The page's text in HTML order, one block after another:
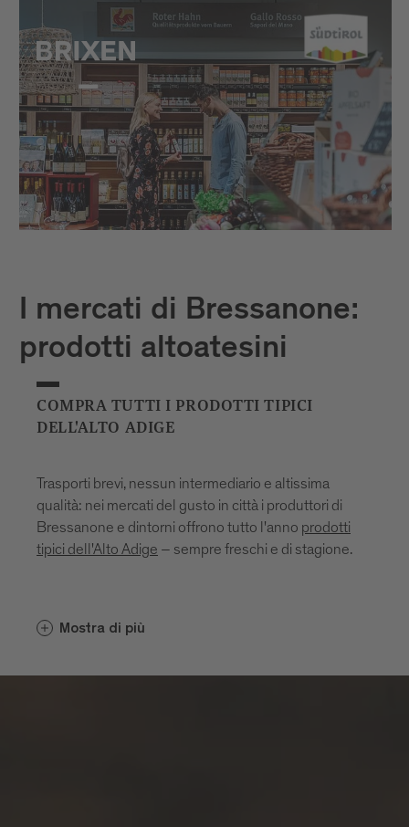
I mercati di Bressanone:
prodotti altoatesini
COMPRA TUTTI I PRODOTTI TIPICI
DELL'ALTO ADIGE
Trasporti brevi, nessun intermediario e altissima
qualità: nei mercati del gusto in città i produttori di
Bressanone e dintorni offrono tutto l'anno prodotti
tipici dell'Alto Adige – sempre freschi e di stagione.
Mostra di più